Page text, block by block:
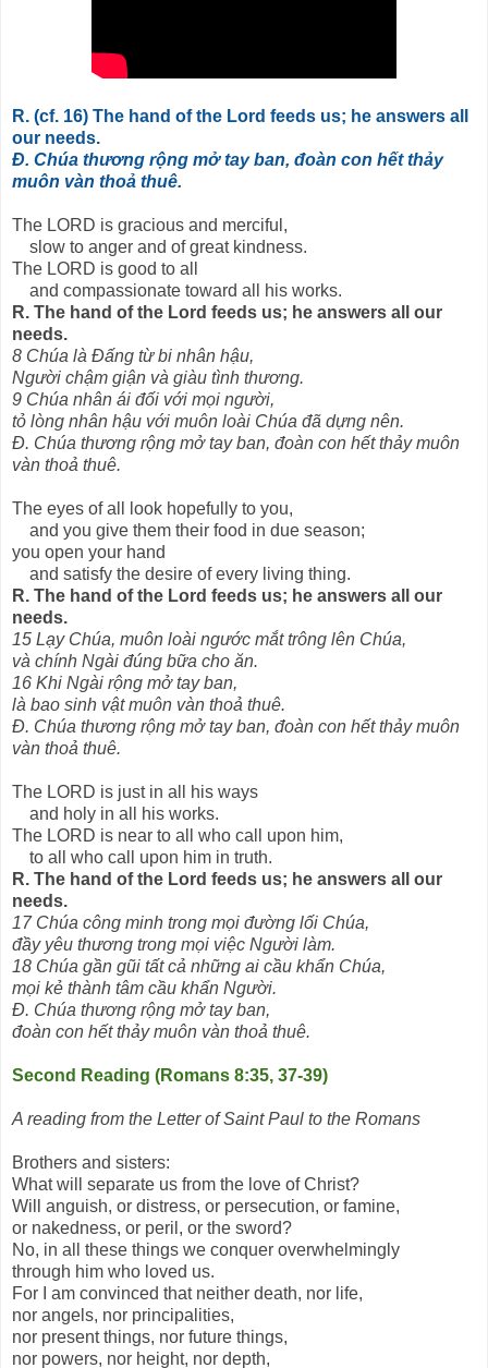
R. (cf. 16) The hand of the Lord feeds us; he answers all
our needs.
Đ. Chúa thương rộng mở tay ban, đoàn con hết thảy
muôn vàn thoả thuê.
The LORD is gracious and merciful,
slow to anger and of great kindness.
The LORD is good to all
and compassionate toward all his works.
R. The hand of the Lord feeds us; he answers all our
needs.
8 Chúa là Đấng từ bi nhân hậu,
Người chậm giận và giàu tình thương.
9 Chúa nhân ái đối với mọi người,
tỏ lòng nhân hậu với muôn loài Chúa đã dựng nên.
Đ. Chúa thương rộng mở tay ban, đoàn con hết thảy muôn
vàn thoả thuê.
The eyes of all look hopefully to you,
and you give them their food in due season;
you open your hand
and satisfy the desire of every living thing.
R. The hand of the Lord feeds us; he answers all our
needs.
15 Lạy Chúa, muôn loài ngước mắt trông lên Chúa,
và chính Ngài đúng bữa cho ăn.
16 Khi Ngài rộng mở tay ban,
là bao sinh vật muôn vàn thoả thuê.
Đ. Chúa thương rộng mở tay ban, đoàn con hết thảy muôn
vàn thoả thuê.
The LORD is just in all his ways
and holy in all his works.
The LORD is near to all who call upon him,
to all who call upon him in truth.
R. The hand of the Lord feeds us; he answers all our
needs.
17 Chúa công minh trong mọi đường lối Chúa,
đầy yêu thương trong mọi việc Người làm.
18 Chúa gần gũi tất cả những ai cầu khẩn Chúa,
mọi kẻ thành tâm cầu khẩn Người.
Đ. Chúa thương rộng mở tay ban,
đoàn con hết thảy muôn vàn thoả thuê.
Second Reading (Romans 8:35, 37-39)
A reading from the Letter of Saint Paul to the Romans
Brothers and sisters:
What will separate us from the love of Christ?
Will anguish, or distress, or persecution, or famine,
or nakedness, or peril, or the sword?
No, in all these things we conquer overwhelmingly
through him who loved us.
For I am convinced that neither death, nor life,
nor angels, nor principalities,
nor present things, nor future things,
nor powers, nor height, nor depth,